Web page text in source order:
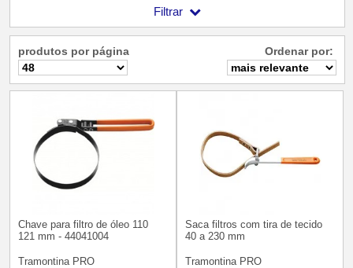
Filtrar
produtos por página Ordenar por:
Chave para filtro de óleo 110
121 mm - 44041004
Tramontina PRO
Saca filtros com tira de tecido
40 a 230 mm
Tramontina PRO